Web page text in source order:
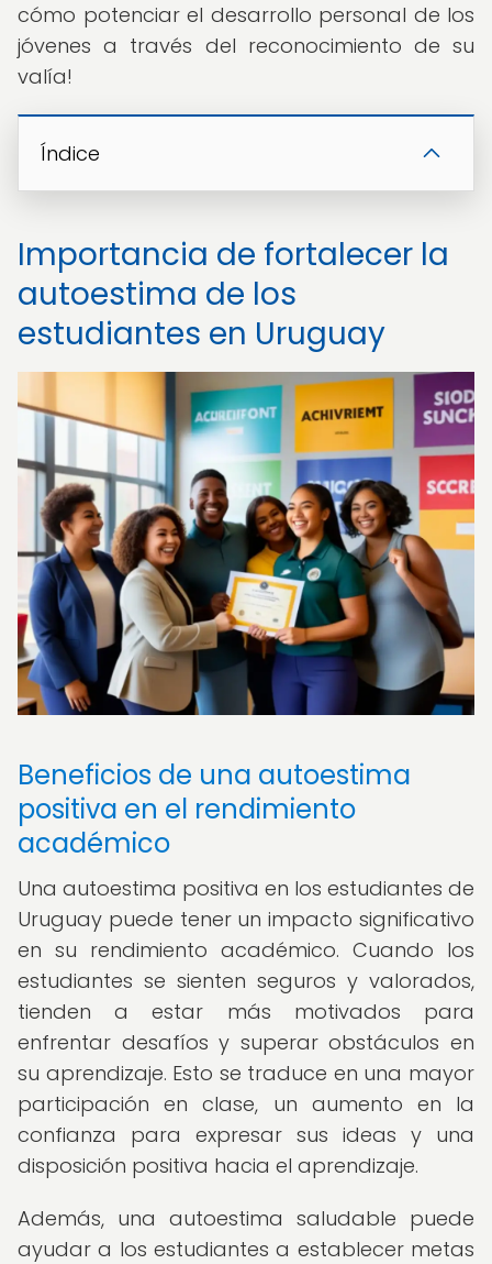
cómo potenciar el desarrollo personal de los
jóvenes a través del reconocimiento de su
valía!
Índice
Importancia de fortalecer la
autoestima de los
estudiantes en Uruguay
Beneficios de una autoestima
positiva en el rendimiento
académico
Una autoestima positiva en los estudiantes de
Uruguay puede tener un impacto significativo
en su rendimiento académico. Cuando los
estudiantes se sienten seguros y valorados,
tienden a estar más motivados para
enfrentar desafíos y superar obstáculos en
su aprendizaje. Esto se traduce en una mayor
participación en clase, un aumento en la
confianza para expresar sus ideas y una
disposición positiva hacia el aprendizaje.
Además, una autoestima saludable puede
ayudar a los estudiantes a establecer metas